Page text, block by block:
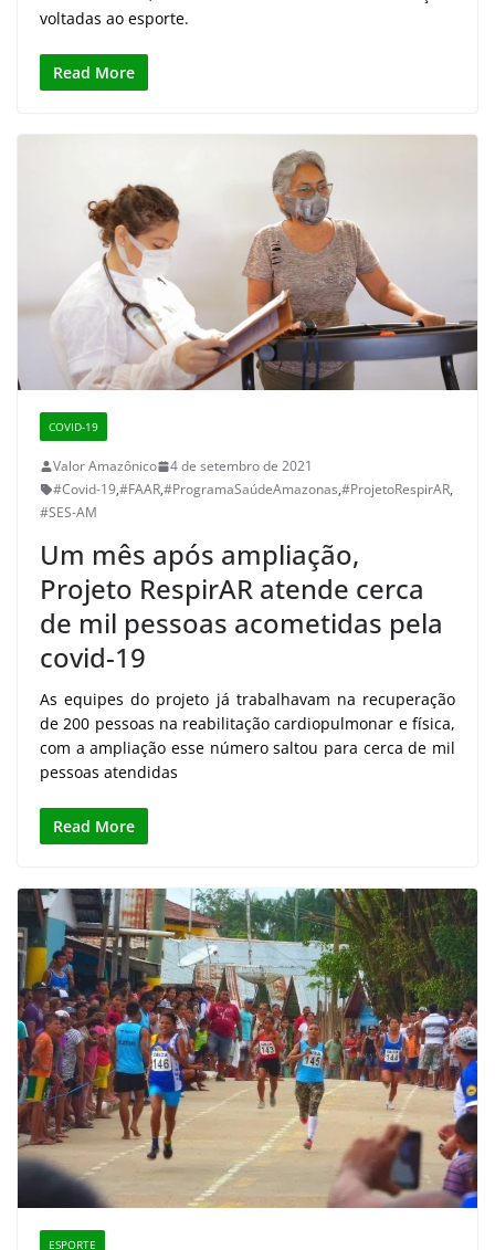
voltadas ao esporte.
Read More
COVID-19
Valor Amazônico
4 de setembro de 2021
#Covid-19,#FAAR,#ProgramaSaúdeAmazonas,#ProjetoRespirAR,
#SES-AM
Um mês após ampliação,
Projeto RespirAR atende cerca
de mil pessoas acometidas pela
covid-19
As equipes do projeto já trabalhavam na recuperação
de 200 pessoas na reabilitação cardiopulmonar e física,
com a ampliação esse número saltou para cerca de mil
pessoas atendidas
Read More
ESPORTE